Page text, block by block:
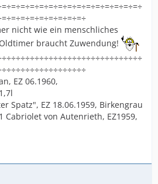
nicht wie ein menschliches
braucht Zuwendung!
EZ 06.1960,
Spatz", EZ 18.06.1959, Birkengrau
Cabriolet von Autenrieth, EZ1959,